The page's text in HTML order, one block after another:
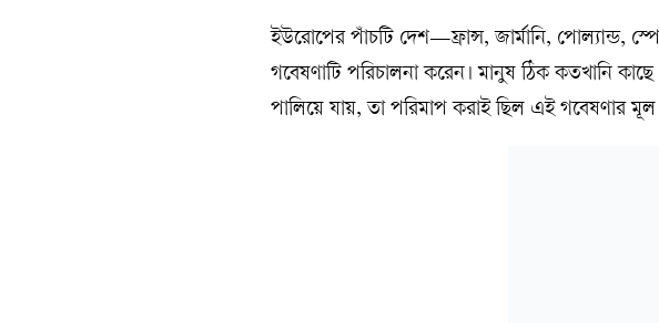
ইউরোপের পাঁচটি দেশ—ফ্রান্স, জার্মানি, পোল্যান্ড,
গবেষণাটি পরিচালনা করেন। মানুষ ঠিক কতখানি
পালিয়ে যায়, তা পরিমাপ করাই ছিল এই গবেষণার মূল